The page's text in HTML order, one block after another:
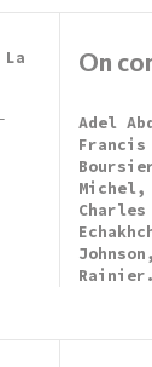
On
Adel
Francis